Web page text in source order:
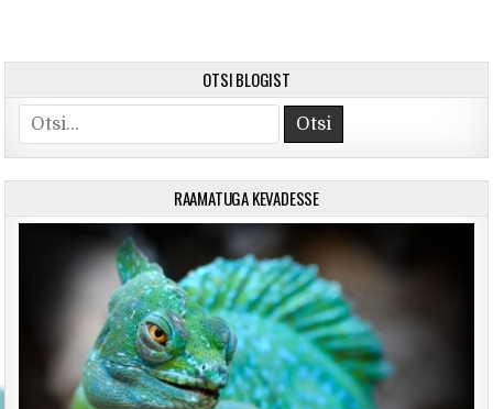
OTSI BLOGIST
Search for:
RAAMATUGA KEVADESSE